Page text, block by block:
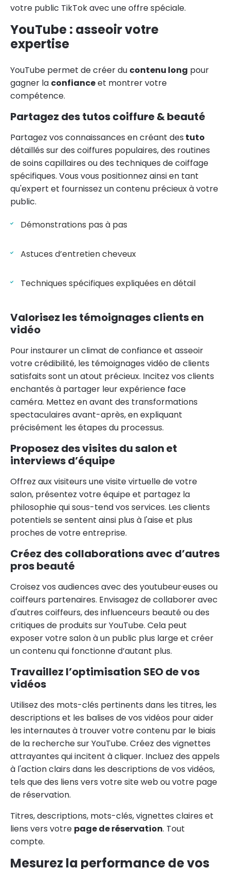
votre public TikTok avec une offre spéciale.
YouTube : asseoir votre
expertise
YouTube permet de créer du contenu long pour
gagner la confianceet montrer votre
compétence.
Partagez des tutos coiffure & beauté
Partagez vos connaissances en créant des tuto
détaillés sur des coiffures populaires, des routines
de soins capillaires ou des techniques de coiffage
spécifiques. Vous vous positionnez ainsi en tant
qu'expert et fournissez un contenu précieux à votre
public.
Démonstrations pas à pas
Astuces d’entretien cheveux
Techniques spécifiques expliquées en détail
Valorisez les témoignages clients en
vidéo
Pour instaurer un climat de confiance et asseoir
votre crédibilité, les témoignages vidéo de clients
satisfaits sont un atout précieux. Incitez vos clients
enchantés à partager leur expérience face
caméra. Mettez en avant des transformations
spectaculaires avant-après, en expliquant
précisément les étapes du processus.
Proposez des visites du salon et
interviews d’équipe
Offrez aux visiteurs une visite virtuelle de votre
salon, présentez votre équipe et partagez la
philosophie qui sous-tend vos services. Les clients
potentiels se sentent ainsi plus à l'aise et plus
proches de votre entreprise.
Créez des collaborations avec d’autres
pros beauté
Croisez vos audiences avec des youtubeur·euses ou
coiffeurs partenaires. Envisagez de collaborer avec
d'autres coiffeurs, des influenceurs beauté ou des
critiques de produits sur YouTube. Cela peut
exposer votre salon à un public plus large et créer
un contenu qui fonctionne d’autant plus.
Travaillez l’optimisation SEO de vos
vidéos
Utilisez des mots-clés pertinents dans les titres, les
descriptions et les balises de vos vidéos pour aider
les internautes à trouver votre contenu par le biais
de la recherche sur YouTube. Créez des vignettes
attrayantes qui incitent à cliquer. Incluez des appels
à l'action clairs dans les descriptions de vos vidéos,
tels que des liens vers votre site web ou votre page
de réservation.
Titres, descriptions, mots-clés, vignettes claires et
liens vers votre page de réservation. Tout
compte.
Mesurez la performance de vos